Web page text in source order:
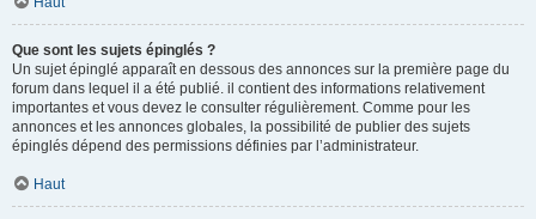
Que sont les sujets épinglés ?
Un sujet épinglé apparaît en dessous des annonces sur la première page du
forum dans lequel il a été publié. il contient des informations relativement
importantes et vous devez le consulter régulièrement. Comme pour les
annonces et les annonces globales, la possibilité de publier des sujets
épinglés dépend des permissions définies par l’administrateur.
Haut